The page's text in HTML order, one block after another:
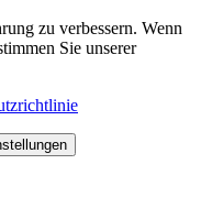
zu verbessern. Wenn
Sie unserer